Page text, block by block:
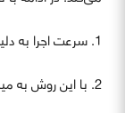
1. سرعت اجرا به دلیل استفاده از تجهیزات آماده بسیار بالاست.
2. با این روش به میزان قابل توجهی از وزن نما کاسته می‌شود.